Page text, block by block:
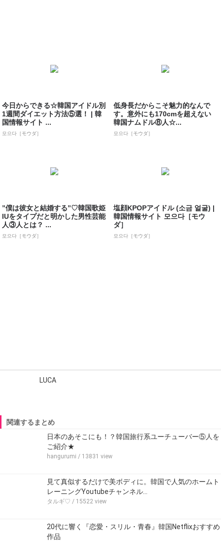
今日からできる☆韓国アイドル別
1週間ダイエット方法⑤選！ | 韓
国情報サイト ...
모으다［モウダ］
低身長だからこそ魅力的なんで
す。意外にも170cmを超えない
韓国ナムドル⑧人☆...
모으다［モウダ］
”僕は彼女と結婚する”♡韓国歌姫
IUをタイプだと明かした男性芸能
人③人とは？ ...
모으다［モウダ］
塩顔KPOPアイドル (소금 얼굴) |
韓国情報サイト 모으다［モウ
ダ］
모으다［モウダ］
LUCA
関連するまとめ
日本のあそこにも！？韓国旅行系ユーチューバー⑤人を
ご紹介★
hangurumi / 13831 view
見て真似するだけで美ボディに。韓国で人気のホームト
レーニングYoutubeチャンネル…
タルギ♡ / 15522 view
20代に響く『恋愛・スリル・青春』韓国Netflixおすすめ
作品